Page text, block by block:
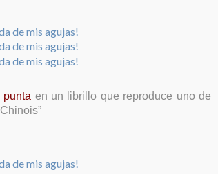
en un librillo que reproduce uno de